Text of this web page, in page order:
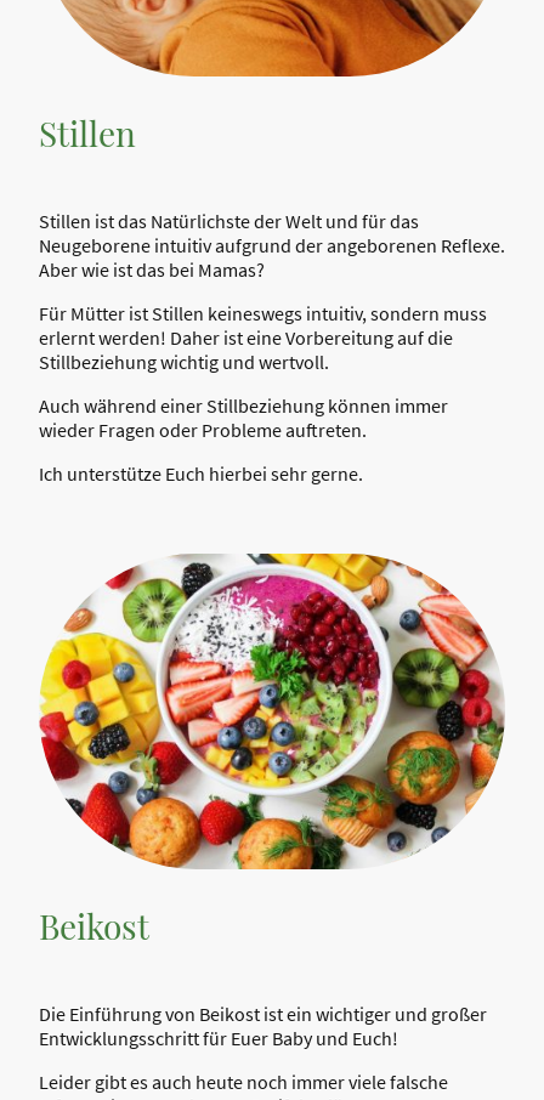
Stillen
Stillen ist das Natürlichste der Welt und für das
Neugeborene intuitiv aufgrund der angeborenen Reflexe.
Aber wie ist das bei Mamas?
Für Mütter ist Stillen keineswegs intuitiv, sondern muss
erlernt werden! Daher ist eine Vorbereitung auf die
Stillbeziehung wichtig und wertvoll.
Auch während einer Stillbeziehung können immer
wieder Fragen oder Probleme auftreten.
Ich unterstütze Euch hierbei sehr gerne.
Beikost
Die Einführung von Beikost ist ein wichtiger und großer
Entwicklungsschritt für Euer Baby und Euch!
Leider gibt es auch heute noch immer viele falsche